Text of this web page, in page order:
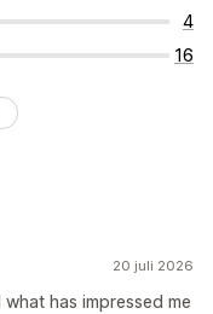
4
16
20 juli 2026
has impressed me